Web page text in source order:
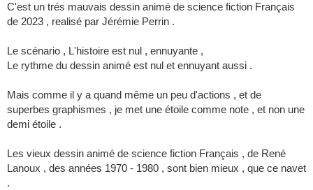
C'est un trés mauvais dessin animé de science fiction Français
de 2023 , realisé par Jérémie Perrin .
Le scénario , L'histoire est nul , ennuyante ,
Le rythme du dessin animé est nul et ennuyant aussi .
Mais comme il y a quand même un peu d'actions , et de
superbes graphismes , je met une étoile comme note , et non une
demi étoile .
Les vieux dessin animé de science fiction Français , de René
Lanoux , des années 1970 - 1980 , sont bien mieux , que ce navet
.